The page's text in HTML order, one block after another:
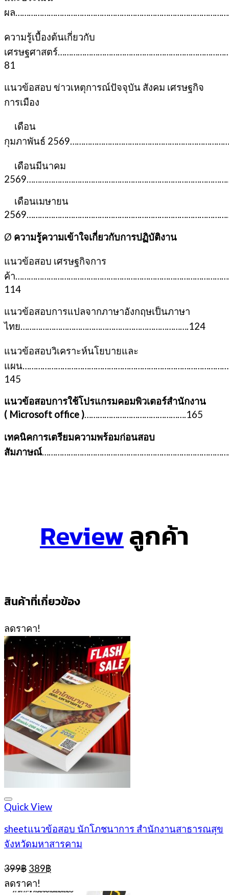
ผล
ความรู้เบื้องต้นเกี่ยวกับ
เศรษฐศาสตร์
81
แนวข้อสอบ ข่าวเหตุการณ์ปัจจุบัน สังคม เศรษฐกิจ
การเมือง
เดือน
กุมภาพันธ์
เดือนมีนาคม
เดือนเมษายน
Ø ความรู้ความเข้าใจเกี่ยวกับการปฏิบัติงาน
แนวข้อสอบ เศรษฐกิจการ
ค้า
114
แนวข้อสอบการแปลจากภาษาอังกฤษเป็นภาษา
ไทย………………………………………………………………….124
แนวข้อสอบวิเคราะห์นโยบายและ
แผน
145
แนวข้อสอบการใช้โปรแกรมคอมพิวเตอร์สำนักงาน
( Microsoft office )……………………………………….165
เทคนิคการเตรียมความพร้อมก่อนสอบ
สัมภาษณ์
Reviewลูกค้า
สินค้าที่เกี่ยวข้อง
ลดราคา!
Quick View
sheetแนวข้อสอบ นักโภชนาการ สำนักงานสาธารณสุข
จังหวัดมหาสารคาม
399฿ Original
price
was:
389฿Current
is:
ลดราคา!